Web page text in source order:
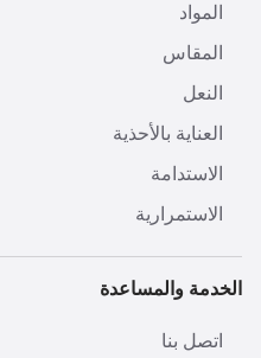
المواد
المقاس
النعل
العناية بالأحذية
الاستدامة
الاستمرارية
الخدمة والمساعدة
اتصل بنا